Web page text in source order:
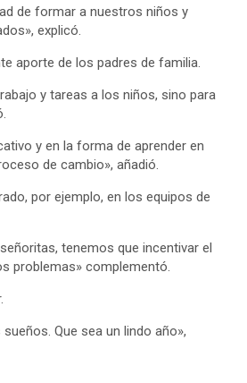
de formar a nuestros niños y
explicó.
aporte de los padres de familia.
y tareas a los niños, sino para
y en la forma de aprender en
de cambio», añadió.
por ejemplo, en los equipos de
tenemos que incentivar el
problemas» complementó.
Que sea un lindo año»,